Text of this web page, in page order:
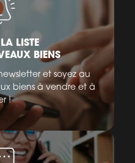
LISTE
BIENS
et soyez au
biens à vendre et à
!